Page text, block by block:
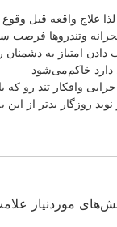
واقعه قبل وقوع
وتندروها
امتیاز به دشمنان
خاکم‌می‌شود
وافکار تند رو
روزگار بدتر از
موردنیاز